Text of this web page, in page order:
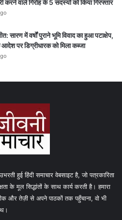
करने वाले गिरोह के 5 सदस्यों को किया गिरफ्तार
सारण में वर्षों पुराने भूमि विवाद का हुआ पटाक्षेप,
पर डिग्रीधारक को मिला कब्जा
हुई हिंदी समाचार वेबसाइट है, जो पत्रकारिता
के मूल सिद्धांतों के साथ कार्य करती है। हमारा
और तेज़ी से अपने पाठकों तक पहुँचाना, वो भी